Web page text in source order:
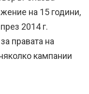
на 15 години,
2014 г.
правата на
кампании